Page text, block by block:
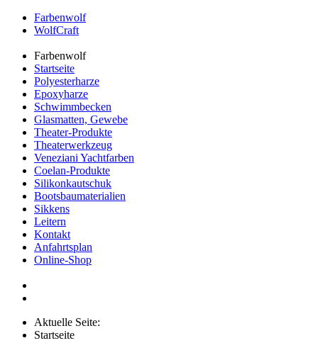
Farbenwolf
WolfCraft
Farbenwolf
Startseite
Polyesterharze
Epoxyharze
Schwimmbecken
Glasmatten, Gewebe
Theater-Produkte
Theaterwerkzeug
Veneziani Yachtfarben
Coelan-Produkte
Silikonkautschuk
Bootsbaumaterialien
Sikkens
Leitern
Kontakt
Anfahrtsplan
Online-Shop
Aktuelle Seite:
Startseite